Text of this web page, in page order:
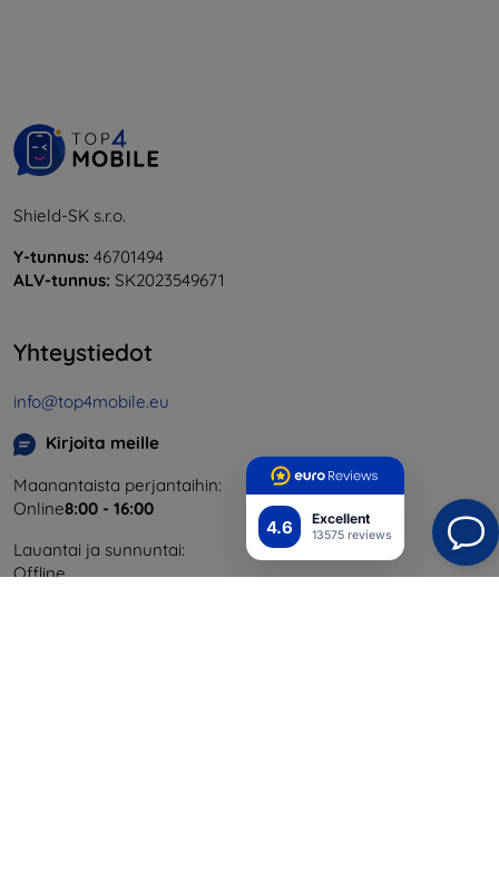
4.6 Excellent
13575 reviews
Shield-SK s.r.o.
Y-tunnus: 46701494
ALV-tunnus: SK2023549671
Yhteystiedot
info@top4mobile.eu
Kirjoita meille
Maanantaista perjantaihin:
Online8:00 - 16:00
Lauantai ja sunnuntai:
Offline